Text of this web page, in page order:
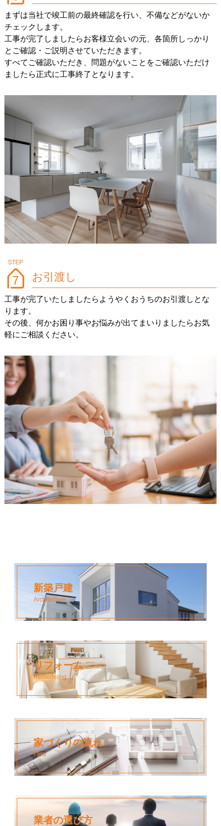
まずは当社で竣工前の最終確認を行い、不備などがないか
チェックします。
工事が完了しましたらお客様立会いの元、各箇所しっかり
とご確認・ご説明させていただきます。
すべてご確認いただき、問題がないことをご確認いただけ
ましたら正式に工事終了となります。
7 お引渡し
工事が完了いたしましたらようやくおうちのお引渡しとな
ります。
その後、何かお困り事やお悩みが出てまいりましたらお気
軽にご相談ください。
新築戸建
Architecture
リフォーム
Remodeling
家づくりの流れ
Flow
業者の選び方